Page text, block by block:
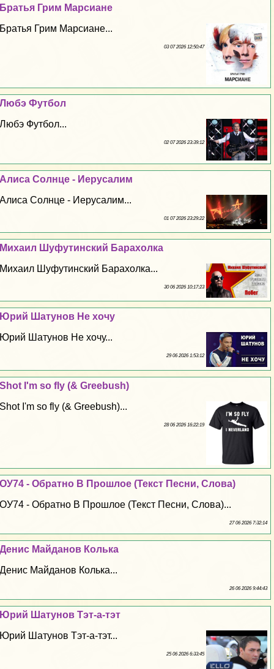
Братья Грим Марсиане
Братья Грим Марсиане...
03 07 2026 12:50:47
Любэ Футбол
Любэ Футбол...
02 07 2026 23:39:12
Алиса Солнце - Иерусалим
Алиса Солнце - Иерусалим...
01 07 2026 23:29:22
Михаил Шуфутинский Барахолка
Михаил Шуфутинский Барахолка...
30 06 2026 10:17:23
Юрий Шатунов Не хочу
Юрий Шатунов Не хочу...
29 06 2026 1:53:12
Shot I'm so fly (& Greebush)
Shot I'm so fly (& Greebush)...
28 06 2026 16:22:19
ОУ74 - Обратно В Прошлое (Текст Песни, Слова)
ОУ74 - Обратно В Прошлое (Текст Песни, Слова)...
27 06 2026 7:32:14
Денис Майданов Колька
Денис Майданов Колька...
26 06 2026 9:44:43
Юрий Шатунов Тэт-а-тэт
Юрий Шатунов Тэт-а-тэт...
25 06 2026 6:33:45